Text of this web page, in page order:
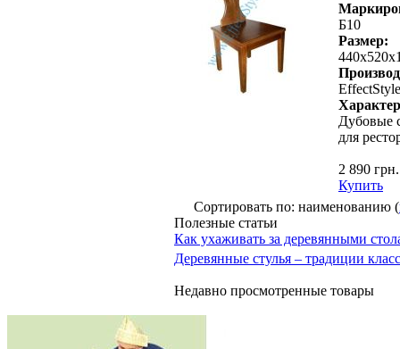
Б10
Размер:
EffectStyle
Дубовые
для
2 890 грн.
Купить
Сортировать по: наименованию (
Полезные статьи
Как ухаживать за деревянными
Деревянные стулья – традиции
Недавно просмотренные товары